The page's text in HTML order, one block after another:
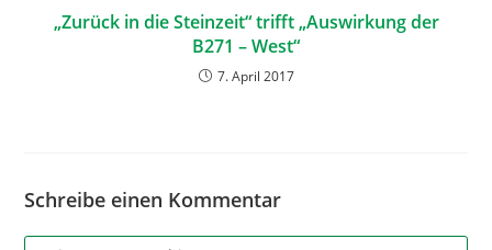
„Zurück in die Steinzeit“ trifft „Auswirkung der
B271 – West“
7. April 2017
Schreibe einen Kommentar